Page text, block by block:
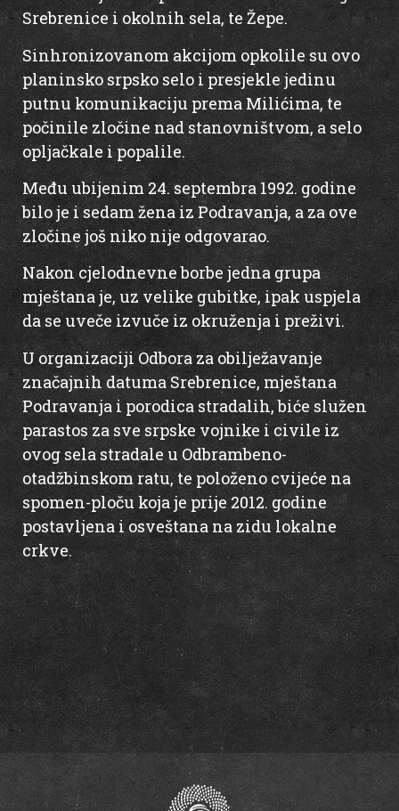
Srebrenice i okolnih sela, te Žepe.
Sinhronizovanom akcijom opkolile su ovo
planinsko srpsko selo i presjekle jedinu
putnu komunikaciju prema Milićima, te
počinile zločine nad stanovništvom, a selo
opljačkale i popalile.
Među ubijenim 24. septembra 1992. godine
bilo je i sedam žena iz Podravanja, a za ove
zločine još niko nije odgovarao.
Nakon cjelodnevne borbe jedna grupa
mještana je, uz velike gubitke, ipak uspjela
da se uveče izvuče iz okruženja i preživi.
U organizaciji Odbora za obilježavanje
značajnih datuma Srebrenice, mještana
Podravanja i porodica stradalih, biće služen
parastos za sve srpske vojnike i civile iz
ovog sela stradale u Odbrambeno-
otadžbinskom ratu, te položeno cvijeće na
spomen-ploču koja je prije 2012. godine
postavljena i osveštana na zidu lokalne
crkve.